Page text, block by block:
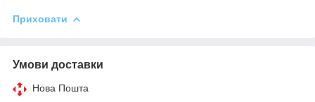
Приховати
Умови доставки
Нова Пошта